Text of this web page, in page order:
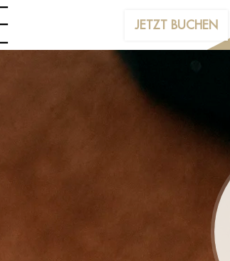
JETZT BUCHEN